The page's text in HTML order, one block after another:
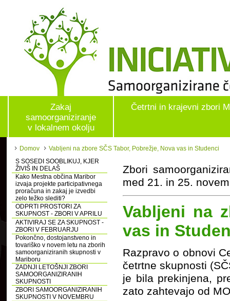
Zakaj
samoorganiziranje
v lokalnem okolju
Četrtni in krajevni zbori
Domov
Vabljeni na zbore SČS Tabor, Pobrežje, Nova vas in Studenci
S SOSEDI SOOBLIKUJ, KJER
ŽIVIŠ IN DELAŠ
Kako Mestna občina Maribor
izvaja projekte participativnega
proračuna in zakaj je izvedbi
zelo težko slediti?
ODPRTI PROSTORI ZA
SKUPNOST - ZBORI V APRILU
AKTIVIRAJ SE ZA SKUPNOST -
ZBORI V FEBRUARJU
Pokončno, dostojanstveno in
tovariško v novem letu na zborih
samoorganiziranih skupnosti v
Mariboru
ZADNJI LETOŠNJI ZBORI
SAMOORGANIZIRANIH
SKUPNOSTI
ZBORI SAMOORGANIZIRANIH
SKUPNOSTI V NOVEMBRU
Zbori
med 21. in 25.
Vabljeni na
vas in
Razpravo o obnovi
četrtne skupnosti
je bila prekinjena,
zato zahtevajo od